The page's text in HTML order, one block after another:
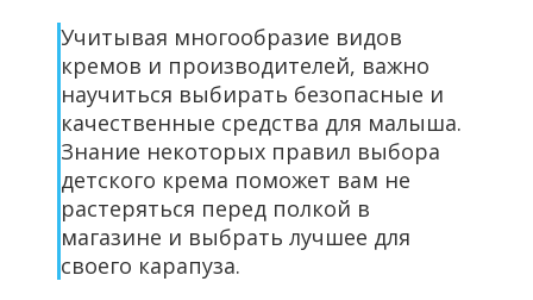
Учитывая многообразие видов
кремов и производителей, важно
научиться выбирать безопасные и
качественные средства для малыша.
Знание некоторых правил выбора
детского крема поможет вам не
растеряться перед полкой в
магазине и выбрать лучшее для
своего карапуза.